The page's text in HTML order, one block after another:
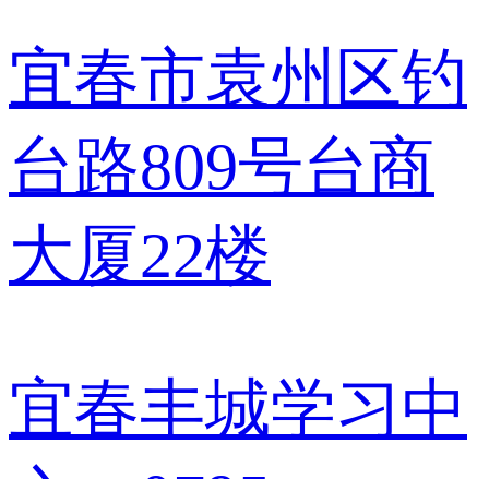
宜春市袁州区钓
台路809号台商
大厦22楼
宜春丰城学习中